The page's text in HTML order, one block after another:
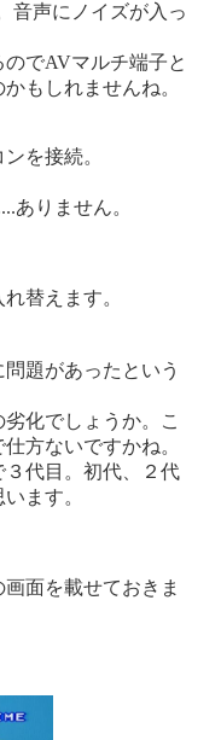
音声にノイズが入っ
でAVマルチ端子と
もしれませんね。
を接続。
ありません。
替えます。
題があったという
化でしょうか。こ
方ないですかね。
代目。初代、２代
ます。
面を載せておきま